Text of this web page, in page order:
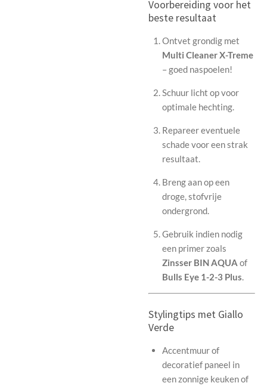
Voorbereiding voor het
beste resultaat
Ontvet grondig met
Multi Cleaner X-Treme
– goed naspoelen!
Schuur licht op voor
optimale hechting.
Repareer eventuele
schade voor een strak
resultaat.
Breng aan op een
droge, stofvrije
ondergrond.
Gebruik indien nodig
een primer zoals
Zinsser BIN AQUA of
Bulls Eye 1-2-3 Plus.
Stylingtips met Giallo
Verde
Accentmuur of
decoratief paneel in
een zonnige keuken of